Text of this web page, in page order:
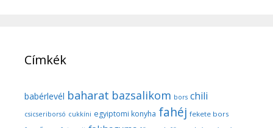
Címkék
babérlevél baharat bazsalikom bors chili
csicseriborsó cukkíni egyiptomi konyha fahéj fekete bors